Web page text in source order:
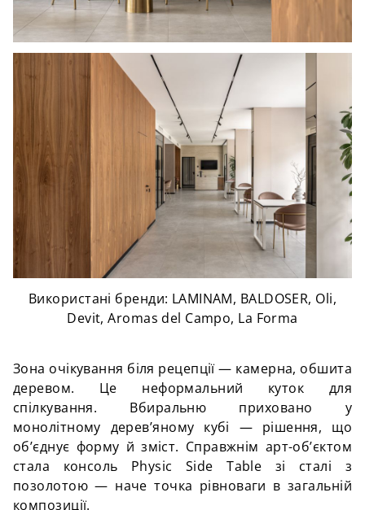
Використані бренди: LAMINAM, BALDOSER, Oli,
Devit, Aromas del Campo, La Forma
Зона очікування біля рецепції — камерна, обшита
деревом. Це неформальний куток для
спілкування. Вбиральню приховано у
монолітному дерев’яному кубі — рішення, що
об’єднує форму й зміст. Справжнім арт-об’єктом
стала консоль Physic Side Table зі сталі з
позолотою — наче точка рівноваги в загальній
композиції.